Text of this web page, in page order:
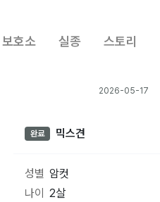
보호소 실종 스토리
2026-05-17
완료 믹스견
성별 암컷
나이
2살